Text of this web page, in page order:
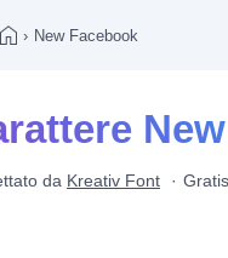
› New Facebook
da Kreativ Font Gratis